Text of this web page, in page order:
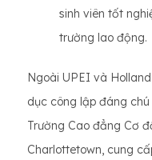
sinh viên tốt
trường lao động.
Ngoài UPEI và
dục công lập đáng
Trường Cao đẳng Cơ
Charlottetown, cung